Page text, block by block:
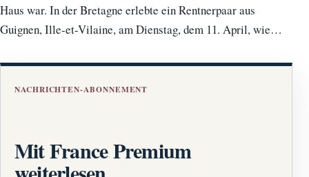
Haus war. In der Bretagne erlebte ein Rentnerpaar aus
Guignen, Ille-et-Vilaine, am Dienstag, dem 11. April, wie…
NACHRICHTEN-ABONNEMENT
Mit France Premium